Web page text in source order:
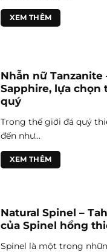
XEM THÊM
Nhẫn nữ Tanzanite
Sapphire, lựa
quý
Trong thế giới đá quý
đến như...
XEM THÊM
Natural Spinel –
của Spinel hồng
Spinel là một trong